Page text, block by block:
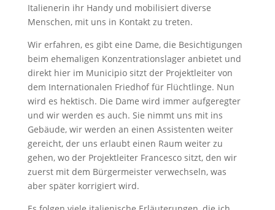
Italienerin ihr Handy und mobilisiert diverse
Menschen, mit uns in Kontakt zu treten.
Wir erfahren, es gibt eine Dame, die Besichtigungen
beim ehemaligen Konzentrationslager anbietet und
direkt hier im Municipio sitzt der Projektleiter von
dem Internationalen Friedhof für Flüchtlinge. Nun
wird es hektisch. Die Dame wird immer aufgeregter
und wir werden es auch. Sie nimmt uns mit ins
Gebäude, wir werden an einen Assistenten weiter
gereicht, der uns erlaubt einen Raum weiter zu
gehen, wo der Projektleiter Francesco sitzt, den wir
zuerst mit dem Bürgermeister verwechseln, was
aber später korrigiert wird.